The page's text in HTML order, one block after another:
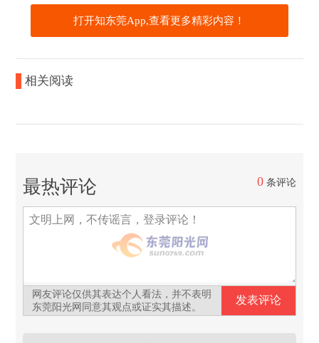
打开知东莞App,查看更多精彩内容！
相关阅读
最热评论 0 条评论
网友评论仅供其表达个人看法，并不表明
东莞阳光网同意其观点或证实其描述。